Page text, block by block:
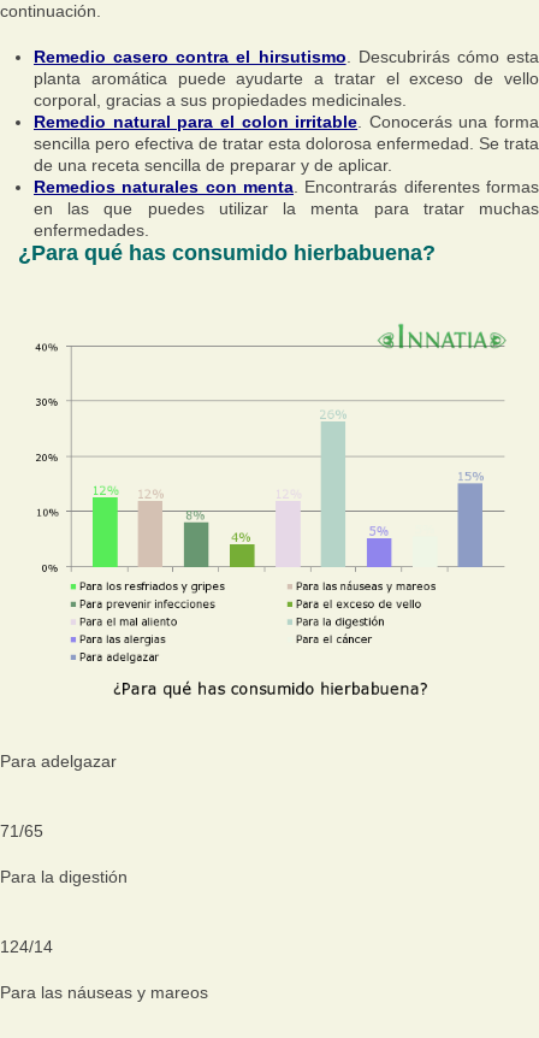
continuación.
Remedio casero contra el hirsutismo . Descubrirás cómo esta
planta aromática puede ayudarte a tratar el exceso de vello
corporal, gracias a sus propiedades medicinales.
Remedio natural para el colon irritable . Conocerás una forma
sencilla pero efectiva de tratar esta dolorosa enfermedad. Se trata
de una receta sencilla de preparar y de aplicar.
Remedios naturales con menta . Encontrarás diferentes formas
en las que puedes utilizar la menta para tratar muchas
enfermedades.
¿Para qué has consumido hierbabuena?
Para adelgazar
71/65
Para la digestión
124/14
Para las náuseas y mareos